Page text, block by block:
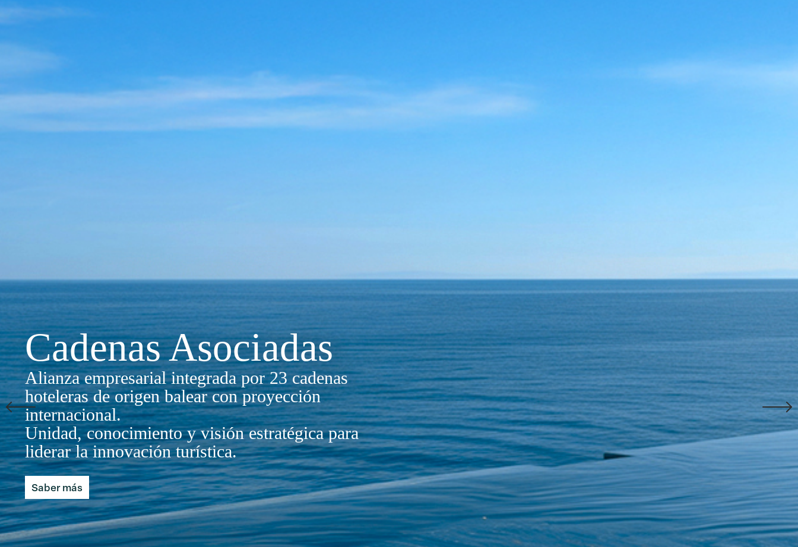
Cadenas Asociadas
Alianza empresarial integrada por 23 cadenas
hoteleras de origen balear con proyección
internacional.
Unidad, conocimiento y visión estratégica para
liderar la innovación turística.
Saber más